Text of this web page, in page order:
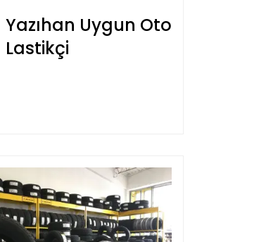
Yazıhan Uygun Oto
Lastikçi